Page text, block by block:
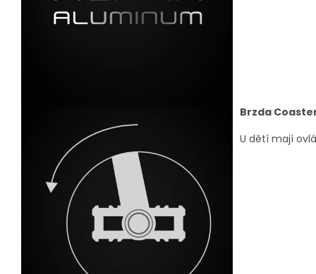
Brzda
U dětí mají